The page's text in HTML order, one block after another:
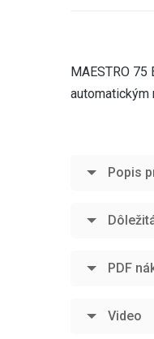
MAESTRO
automatickým
Popis
PDF
Video